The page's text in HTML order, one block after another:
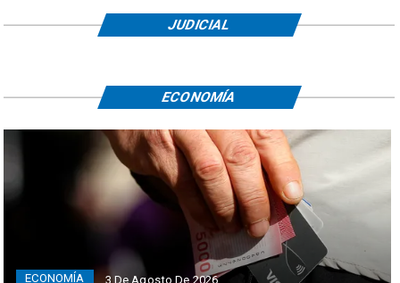
JUDICIAL
ECONOMÍA 3 De Agosto De 2026
ECONOMÍA